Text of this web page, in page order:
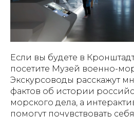
Если вы будете в
посетите Музей военно-
Экскурсоводы расскажут
фактов об истории
морского дела, а
помогут почувствовать